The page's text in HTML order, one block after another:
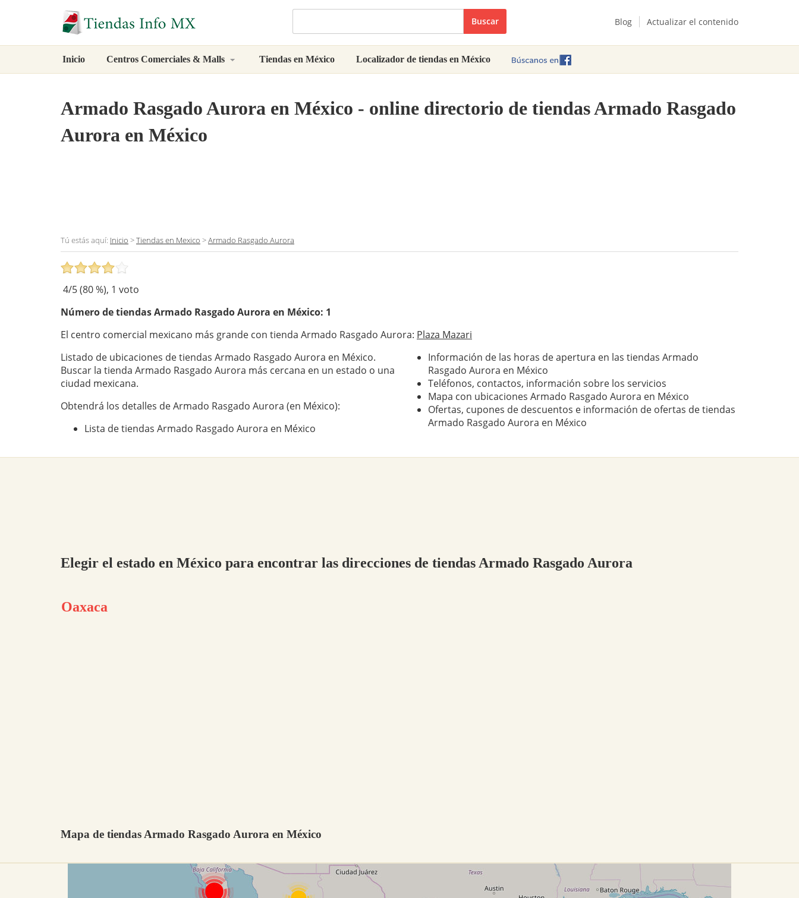
Buscar Blog Actualizar el contenido
Inicio Centros Comerciales & Malls Tiendas en México Localizador de tiendas en México
Armado Rasgado Aurora en México - online directorio de tiendas Armado Rasgado
Aurora en México
Tú estás aquí: Inicio >Tiendas en Mexico >Armado Rasgado Aurora
4/5 (80%), 1 voto
Número de tiendasArmado Rasgado Aurora en México: 1
El centro comercial mexicano más grande con tienda Armado Rasgado Aurora: Plaza Mazari
Listado de ubicaciones de tiendas Armado Rasgado Aurora en México.
Buscar la tienda Armado Rasgado Aurora más cercana en un estado o una
ciudad mexicana.
Obtendrá los detalles de Armado Rasgado Aurora (en México):
Lista de tiendas Armado Rasgado Aurora en México
Información de las horas de apertura en las tiendas Armado
Rasgado Aurora en México
Teléfonos, contactos, información sobre los servicios
Mapa con ubicaciones Armado Rasgado Aurora en México
Ofertas, cupones de descuentos e información de ofertas de tiendas
Armado Rasgado Aurora en México
Elegir el estado en México para encontrar las direcciones de tiendas Armado Rasgado Aurora
Oaxaca
Mapa de tiendas Armado Rasgado Aurora en México